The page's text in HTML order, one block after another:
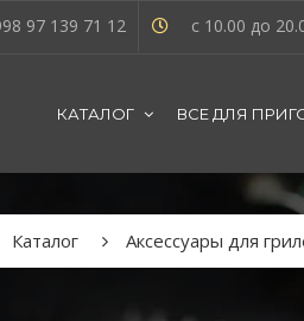
97 139 71 12 с 10.00 до
КАТАЛОГ ВСЕ ДЛЯ
Каталог Аксессуары для